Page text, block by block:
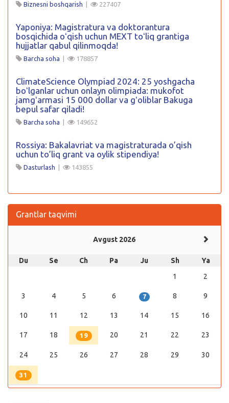
Biznesni boshqarish 227407
Yaponiya: Magistratura va doktorantura
bosqichida oʻqish uchun MEXT toʻliq grantiga
hujjatlar qabul qilinmoqda!
Barcha soha 178857
ClimateScience Olympiad 2024: 25 yoshgacha
boʻlganlar uchun onlayn olimpiada: mukofot
jamgʻarmasi 15 000 dollar va gʻoliblar Bakuga
bepul safar qiladi!
Barcha soha 149652
Rossiya: Bakalavriat va magistraturada o’qish
uchun to’liq grant va oylik stipendiya!
Dasturlash 143855
Grantlar taqvimi
Avgust 2026
Du Se Ch Pa Ju Sh
Ya
1
2
3 4 5 6 7 8 9
10 11 12 13 14 15 16
17 18 19 20 21 22 23
24 25 26 27 28 29 30
31